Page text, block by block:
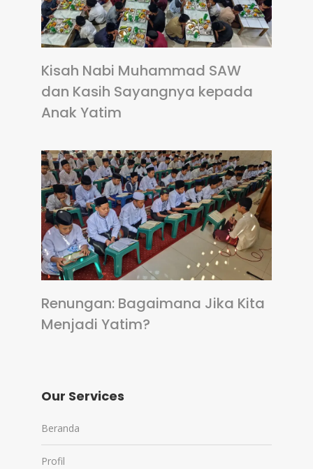
Kisah Nabi Muhammad SAW
dan Kasih Sayangnya kepada
Anak Yatim
Renungan: Bagaimana Jika Kita
Menjadi Yatim?
Our Services
Beranda
Profil